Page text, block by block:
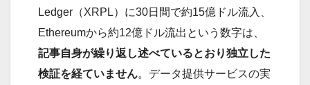
Ledger（XRPL）に30日間で約15億ドル流入、
Ethereumから約12億ドル流出という数字は、
記事自身が繰り返し述べているとおり独立した
検証を経ていません。データ提供サービスの実